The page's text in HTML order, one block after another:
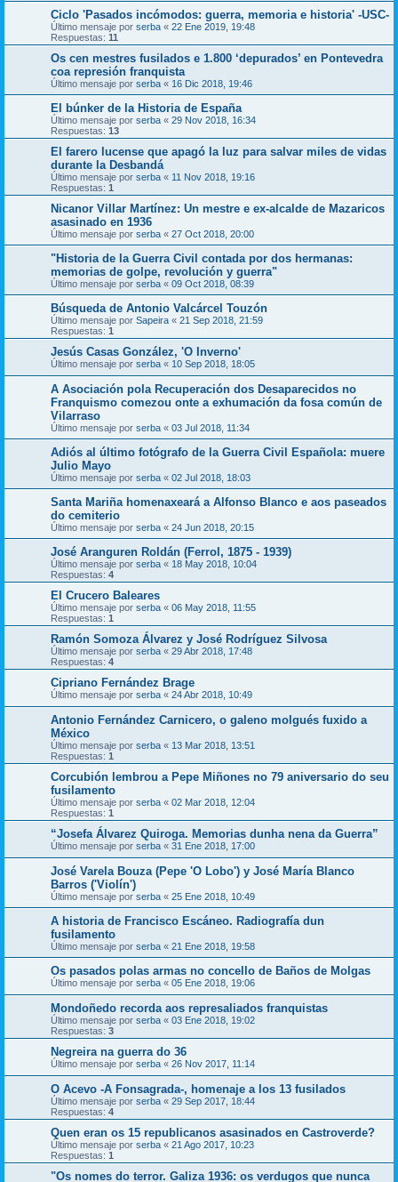
Ciclo 'Pasados incómodos: guerra, memoria e historia' -USC-
Último mensaje por serba « 22 Ene 2019, 19:48
Respuestas: 11
Os cen mestres fusilados e 1.800 ‘depurados’ en Pontevedra
coa represión franquista
Último mensaje por serba « 16 Dic 2018, 19:46
El búnker de la Historia de España
Último mensaje por serba « 29 Nov 2018, 16:34
Respuestas: 13
El farero lucense que apagó la luz para salvar miles de vidas
durante la Desbandá
Último mensaje por serba « 11 Nov 2018, 19:16
Respuestas: 1
Nicanor Villar Martínez: Un mestre e ex-alcalde de Mazaricos
asasinado en 1936
Último mensaje por serba « 27 Oct 2018, 20:00
"Historia de la Guerra Civil contada por dos hermanas:
memorias de golpe, revolución y guerra"
Último mensaje por serba « 09 Oct 2018, 08:39
Búsqueda de Antonio Valcárcel Touzón
Último mensaje por Sapeira « 21 Sep 2018, 21:59
Respuestas: 1
Jesús Casas González, 'O Inverno'
Último mensaje por serba « 10 Sep 2018, 18:05
A Asociación pola Recuperación dos Desaparecidos no
Franquismo comezou onte a exhumación da fosa común de
Vilarraso
Último mensaje por serba « 03 Jul 2018, 11:34
Adiós al último fotógrafo de la Guerra Civil Española: muere
Julio Mayo
Último mensaje por serba « 02 Jul 2018, 18:03
Santa Mariña homenaxeará a Alfonso Blanco e aos paseados
do cemiterio
Último mensaje por serba « 24 Jun 2018, 20:15
José Aranguren Roldán (Ferrol, 1875 - 1939)
Último mensaje por serba « 18 May 2018, 10:04
Respuestas: 4
El Crucero Baleares
Último mensaje por serba « 06 May 2018, 11:55
Respuestas: 1
Ramón Somoza Álvarez y José Rodríguez Silvosa
Último mensaje por serba « 29 Abr 2018, 17:48
Respuestas: 4
Cipriano Fernández Brage
Último mensaje por serba « 24 Abr 2018, 10:49
Antonio Fernández Carnicero, o galeno molgués fuxido a
México
Último mensaje por serba « 13 Mar 2018, 13:51
Respuestas: 1
Corcubión lembrou a Pepe Miñones no 79 aniversario do seu
fusilamento
Último mensaje por serba « 02 Mar 2018, 12:04
Respuestas: 1
“Josefa Álvarez Quiroga. Memorias dunha nena da Guerra”
Último mensaje por serba « 31 Ene 2018, 17:00
José Varela Bouza (Pepe 'O Lobo') y José María Blanco
Barros ('Violín')
Último mensaje por serba « 25 Ene 2018, 10:49
A historia de Francisco Escáneo. Radiografía dun
fusilamento
Último mensaje por serba « 21 Ene 2018, 19:58
Os pasados polas armas no concello de Baños de Molgas
Último mensaje por serba « 05 Ene 2018, 19:06
Mondoñedo recorda aos represaliados franquistas
Último mensaje por serba « 03 Ene 2018, 19:02
Respuestas: 3
Negreira na guerra do 36
Último mensaje por serba « 26 Nov 2017, 11:14
O Acevo -A Fonsagrada-, homenaje a los 13 fusilados
Último mensaje por serba « 29 Sep 2017, 18:44
Respuestas: 4
Quen eran os 15 republicanos asasinados en Castroverde?
Último mensaje por serba « 21 Ago 2017, 10:23
Respuestas: 1
"Os nomes do terror. Galiza 1936: os verdugos que nunca